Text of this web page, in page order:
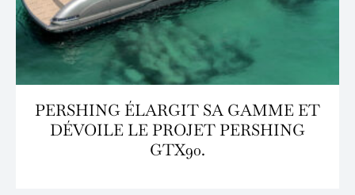
PERSHING ÉLARGIT SA GAMME ET
DÉVOILE LE PROJET PERSHING
GTX90.